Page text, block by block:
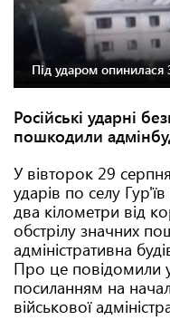
Під ударом опинилася
Російські ударні
пошкодили
У вівторок 29
ударів по селу
два кілометри від
обстрілу значних
адміністративна
Про це повідомили
посиланням на
військової